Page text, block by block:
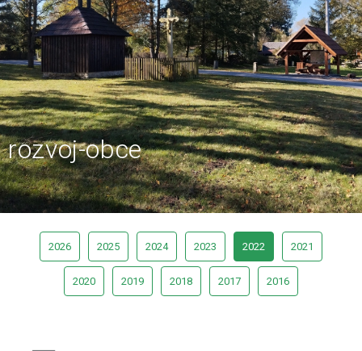
rozvoj-obce
2026 2025 2024 2023 2022 2021
2020 2019 2018 2017 2016